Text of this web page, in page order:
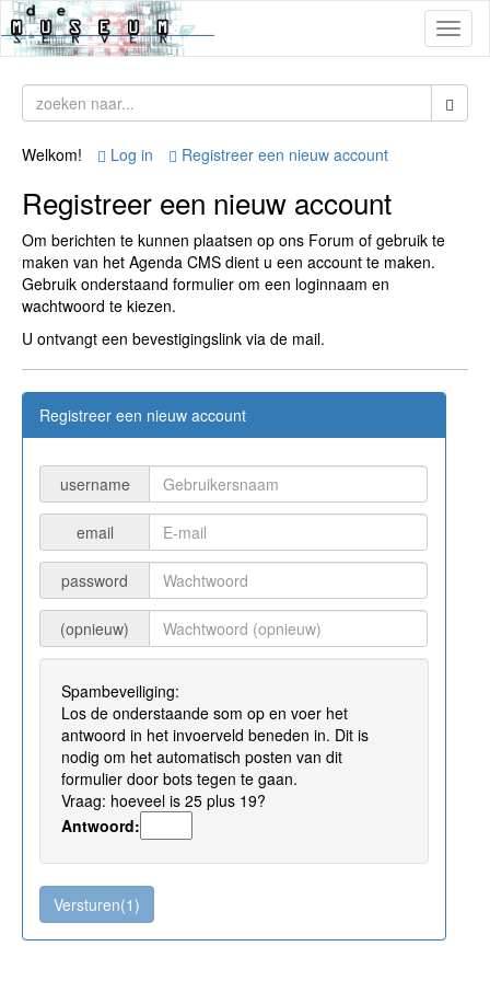
Welkom! Log in Registreer een nieuw account
Registreer een nieuw account
Om berichten te kunnen plaatsen op ons Forum of gebruik te
maken van het Agenda CMS dient u een account te maken.
Gebruik onderstaand formulier om een loginnaam en
wachtwoord te kiezen.
U ontvangt een bevestigingslink via de mail.
Registreer een nieuw account
username
email
password
(opnieuw)
Spambeveiliging:
Los de onderstaande som op en voer het
antwoord in het invoerveld beneden in. Dit is
nodig om het automatisch posten van dit
formulier door bots tegen te gaan.
Vraag: hoeveel is 25 plus 19?
Antwoord: